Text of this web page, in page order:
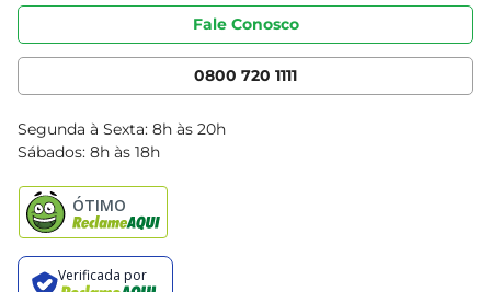
Portal do fornecedor
Cencosud Media
Código de ética
Serviços
Clube Bretas
Blog Bretas
Black Friday
Fale Conosco
0800 720 1111
Segunda à Sexta: 8h às 20h
Sábados: 8h às 18h